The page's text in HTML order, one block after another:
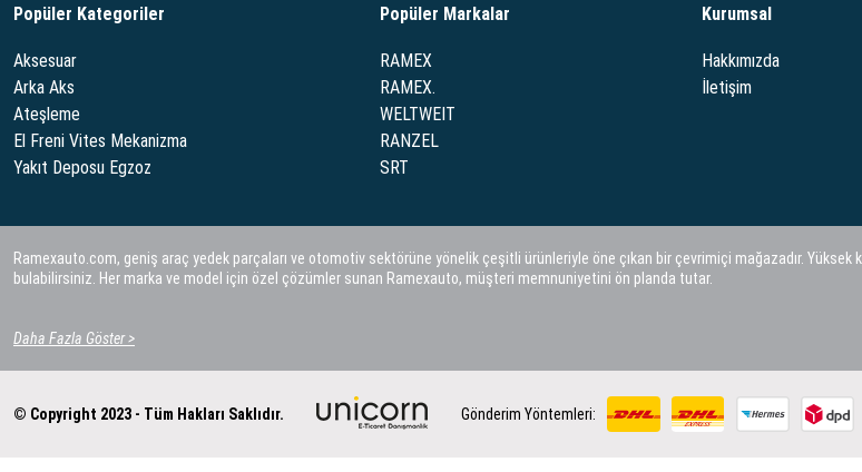
Popüler Kategoriler
Aksesuar
Arka Aks
Ateşleme
El Freni Vites Mekanizma
Yakıt Deposu Egzoz
Popüler Markalar
RAMEX
RAMEX.
WELTWEIT
RANZEL
SRT
Kurumsal
Hakkımızda
İletişim
Ramexauto.com, geniş araç yedek parçaları ve otomotiv sektörüne yönelik çeşitli ürünleriyle öne çıkan bir çevrimiçi mağazadır.
bulabilirsiniz. Her marka ve model için özel çözümler sunan Ramexauto, müşteri memnuniyetini ön planda tutar.
Daha Fazla Göster >
© Copyright 2023 - Tüm Hakları Saklıdır. Gönderim Yöntemleri: